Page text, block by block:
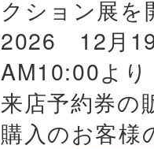
クション展
2026 12月19
AM10:00よ
来店予約券の
購入のお客様